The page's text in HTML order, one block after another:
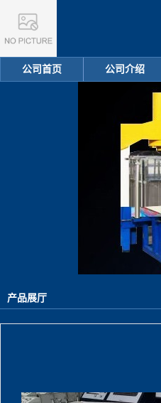
公司首页 公司介绍
产品展厅